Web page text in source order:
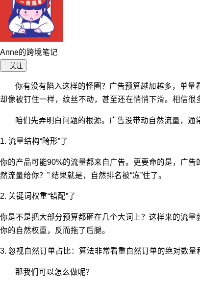
Anne的跨境笔记
关注
你有没有陷入这样的怪圈？广告预算越加越多，单
却像被钉住一样，纹丝不动，甚至还在悄悄下滑。相信很
咱们先弄明白问题的根源。广告没带动自然流量，通
1. 流量结构“畸形”了
你的产品可能90%的流量都来自广告。更要命的是，广
然流量给你？” 结果就是，自然排名被“冻”住了。
2. 关键词权重“错配”了
你是不是把大部分预算都砸在几个大词上？这样来的流
你的自然权重，反而拖了后腿。
3. 忽视自然订单占比：算法非常看重自然订单的绝对数量
那我们可以怎么做呢？